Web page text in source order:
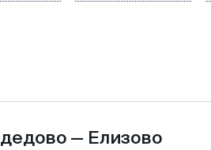
— Елизово